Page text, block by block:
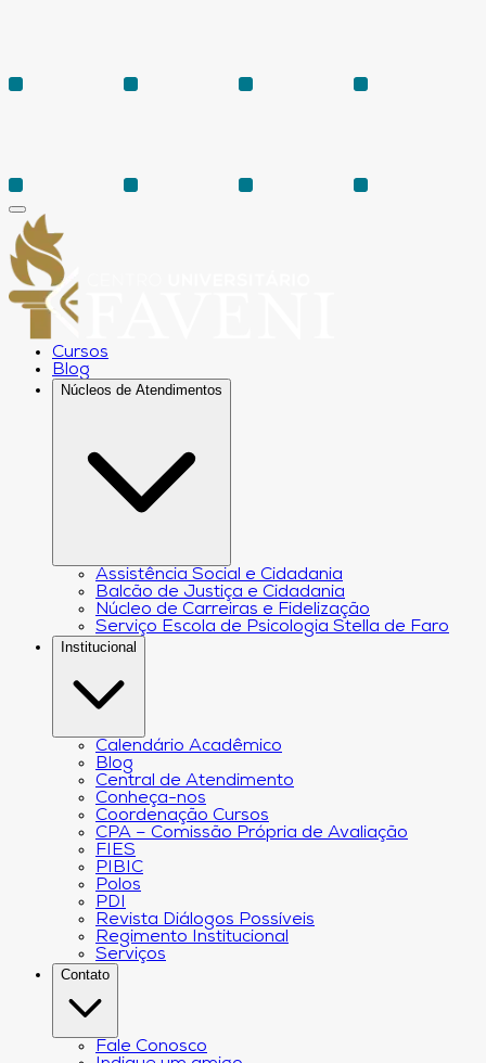
Cursos
Blog
Núcleos de Atendimentos
Assistência Social e Cidadania
Balcão de Justiça e Cidadania
Núcleo de Carreiras e Fidelização
Serviço Escola de Psicologia Stella de Faro
Institucional
Calendário Acadêmico
Blog
Central de Atendimento
Conheça-nos
Coordenação Cursos
CPA – Comissão Própria de Avaliação
FIES
PIBIC
Polos
PDI
Revista Diálogos Possíveis
Regimento Institucional
Serviços
Contato
Fale Conosco